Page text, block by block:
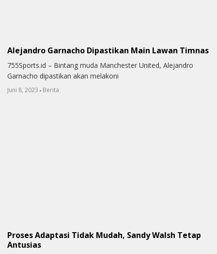
Alejandro Garnacho Dipastikan Main Lawan Timnas
755Sports.id – Bintang muda Manchester United, Alejandro
Garnacho dipastikan akan melakoni
Juni 8, 2023 - Berita
Proses Adaptasi Tidak Mudah, Sandy Walsh Tetap
Antusias